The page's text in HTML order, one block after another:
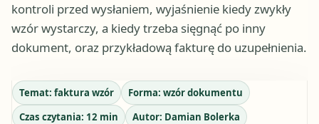
kontroli przed wysłaniem, wyjaśnienie kiedy zwykły
wzór wystarczy, a kiedy trzeba sięgnąć po inny
dokument, oraz przykładową fakturę do uzupełnienia.
Temat: faktura wzór Forma: wzór dokumentu
Czas czytania: 12 min Autor: Damian Bolerka